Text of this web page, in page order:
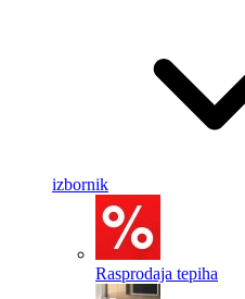
izbornik
Rasprodaja tepiha